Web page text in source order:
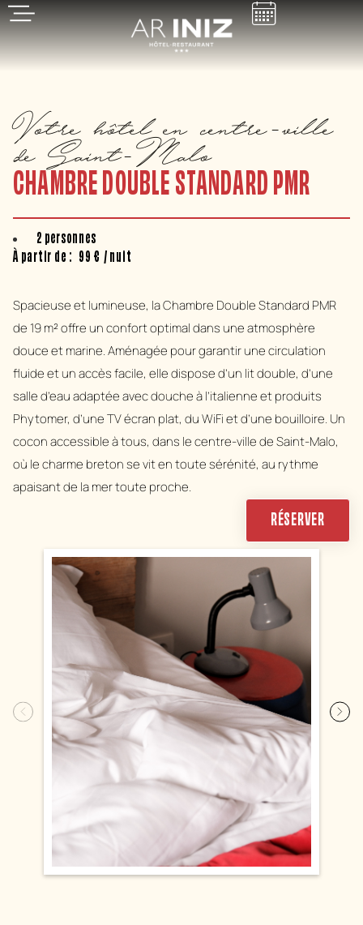
Votre hôtel en centre-ville
de Saint-Malo
CHAMBRE DOUBLE STANDARD PMR
2 personnes
À partir de : 99 € / nuit
Spacieuse et lumineuse, la Chambre Double Standard PMR
de 19 m² offre un confort optimal dans une atmosphère
douce et marine. Aménagée pour garantir une circulation
fluide et un accès facile, elle dispose d’un lit double, d’une
salle d’eau adaptée avec douche à l’italienne et produits
Phytomer, d’une TV écran plat, du WiFi et d’une bouilloire. Un
cocon accessible à tous, dans le centre-ville de Saint-Malo,
où le charme breton se vit en toute sérénité, au rythme
apaisant de la mer toute proche.
RÉSERVER